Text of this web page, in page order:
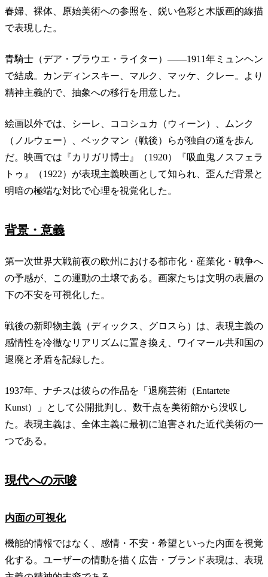
春婦、裸体、原始美術への参照を、鋭い色彩と木版画的線描
で表現した。
青騎士（デア・ブラウエ・ライター）——1911年ミュンヘン
で結成。カンディンスキー、マルク、マッケ、クレー。より
精神主義的で、抽象への移行を用意した。
絵画以外では、シーレ、ココシュカ（ウィーン）、ムンク
（ノルウェー）、ベックマン（戦後）らが独自の道を歩ん
だ。映画では『カリガリ博士』（1920）『吸血鬼ノスフェラ
トゥ』（1922）が表現主義映画として知られ、歪んだ背景と
明暗の極端な対比で心理を視覚化した。
背景・意義
第一次世界大戦前夜の欧州における都市化・産業化・戦争へ
の予感が、この運動の土壌である。画家たちは文明の表層の
下の不安を可視化した。
戦後の新即物主義（ディックス、グロスら）は、表現主義の
感情性を冷徹なリアリズムに置き換え、ワイマール共和国の
退廃と矛盾を記録した。
1937年、ナチスは彼らの作品を「退廃芸術（Entartete
Kunst）」として公開批判し、数千点を美術館から没収し
た。表現主義は、全体主義に最初に迫害された近代美術の一
つである。
現代への示唆
内面の可視化
機能的情報ではなく、感情・不安・希望といった内面を視覚
化する。ユーザーの情動を描く広告・ブランド表現は、表現